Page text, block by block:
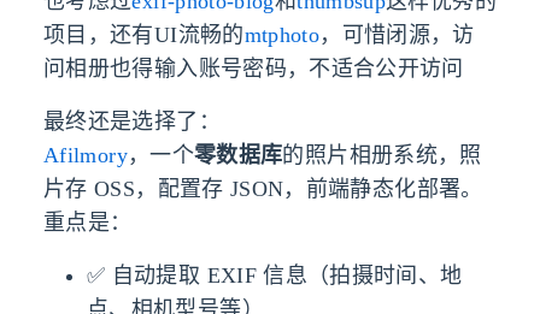
项目，还有UI流畅的mtphoto，可惜闭源，访
问相册也得输入账号密码，不适合公开访问
最终还是选择了：
Afilmory，一个零数据库的照片相册系统，照
片存 OSS，配置存 JSON，前端静态化部署。
重点是：
✅ 自动提取 EXIF 信息（拍摄时间、地
点、相机型号等）